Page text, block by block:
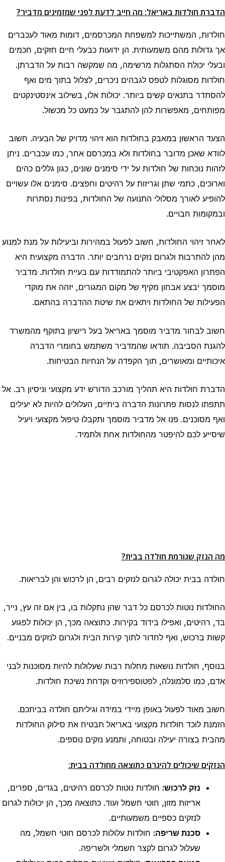
הדברת חולדות באריאל: מה חייב לדעת לפני שמזמינים מדביר?
חולדות, המשתייכות למשפחת המכרסמים, דומות מאוד לעכברים
אך גדולות מהם משמעותית. הן ידועות כבעלי חיים חזקים, חכמים
ובעלי יכולת הסתגלות מרשימה, מה שמקשה רבות על הדברתן.
חולדות מסוגלות לטפס לגבהים ניכרים, לצלול בתוך מים ואף
להסתדר בתנאים קשים ביותר. יכולות אלו, בשילוב אינסטינקטים
מפותחים, מאפשרות להן להתגבר על כמעט כל מכשול.
הצעד הראשון במאבק בחולדות הוא זיהוי מדויק של הבעיה. חשוב
לוודא שאכן מדובר בחולדות ולא במכרסם אחר, כמו עכברים. ניתן
לזהות נוכחות של חולדות על ידי סימנים שונים, כגון גללים כהים
וארוכים, כתמי שתן וגריזות על רהיטים וחפצים. סימנים אלו עשויים
להופיע לאורך מסלולי התנועה של החולדות, בפינות נסתרות
ובמקומות חבויים.
לאחר זיהוי החולדות, חשוב לפעול במהירות וביעילות על מנת למנוע
מהן להתרבות ולגרום נזקים נרחבים יותר. הדברה מקצועית היא
הפתרון האפקטיבי ביותר להתמודדות עם בעיית חולדות. מדביר
מוסמך יבצע אבחון מקיף של מקום המגורים, יזהה את מוקדי
הפעילות של החולדות ויתאים את שיטת ההדברה בהתאם.
חשוב לבחור מדביר מוסמך באריאל בעל רישיון בתוקף מהמשרד
להגנת הסביבה. תודאו שהמדביר משתמש בחומרי הדברה
איכותיים ומאושרים, תוך הקפדה על הנחיות הבטיחות.
הדברת חולדות היא תהליך מורכב הדורש ידע מקצועי וניסיון רב. אל
תתפתו לנסות פתרונות הדברה ביתיים, העלולים להיות לא יעילים
ואף מסוכנים. פנו אל מדביר מוסמך ותקבלו טיפול מקצועי ויעיל
שיסייע לכם להיפטר מהחולדות אחת ולתמיד.
מה הנזק שגורמת חולדה בבית?
חולדה בבית יכולה לגרום לנזקים רבים, הן לרכוש והן לבריאות.
החולדות נוטות לכרסם כל דבר שהן נתקלות בו, בין אם זה עץ, נייר,
בד, רהיטים, ואפילו בידוד בקירות. כתוצאה מכך, הן יכולות לפגוע
קשות ברכוש, ואף לחדור לתוך קירות הבית ולגרום לנזקים מבניים.
בנוסף, חולדות נושאות מחלות רבות שעלולות להיות מסוכנות לבני
אדם, כמו סלמונלה, לפטוספירוזיס וקדחת נשיכת חולדות.
חשוב מאוד לפעול באופן מיידי במידה וגיליתם חולדה בביתכם.
הזמנת לוכד חולדות מקצועי באריאל תבטיח את סילוק החולדות
מהבית בצורה יעילה ובטוחה, ותמנע נזקים נוספים.
הנזקים שיכולים להיגרם כתוצאה מחולדה בבית:
נזק לרכוש: חולדות נוטות לכרסם רהיטים, בגדים, ספרים,
אריזות מזון, חוטי חשמל ועוד. כתוצאה מכך, הן יכולות לגרום
לנזקים כספיים משמעותיים.
סכנת שריפה: חולדות עלולות לכרסם חוטי חשמל, מה
שעלול לגרום לקצר חשמלי ולשריפה.